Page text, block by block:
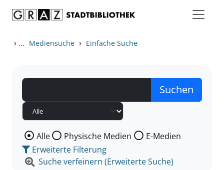
› ... Mediensuche › Einfache Suche
Wählen Sie die Medienart nach der Sie suchen wollen.
Alle Physische Medien
E-Medien
Erweiterte Filterung
Suche verfeinern (Erweiterte Suche)